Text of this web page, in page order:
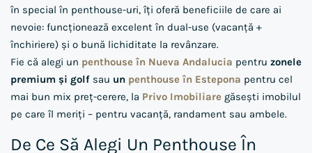
în special în penthouse-uri, îți oferă beneficiile de care ai
nevoie: funcționează excelent în dual-use (vacanță +
închiriere) și o bună lichiditate la revânzare.
Fie că alegi un penthouse în Nueva Andalucia pentru zonele
premium și golf sau un penthouse în Estepona pentru cel
mai bun mix preț-cerere, la Privo Imobiliare găsești imobilul
pe care îl meriți – pentru vacanță, randament sau ambele.
De Ce Să Alegi Un Penthouse În